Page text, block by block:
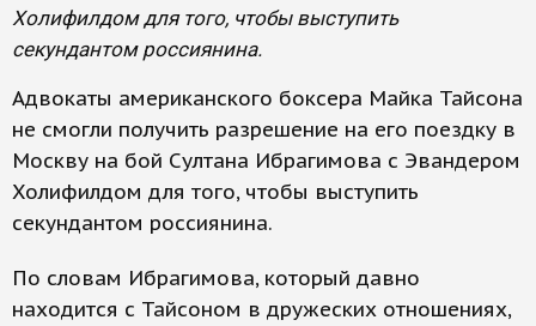
Холифилдом для того, чтобы выступить
секундантом россиянина.
Адвокаты американского боксера Майка Тайсона
не смогли получить разрешение на его поездку в
Москву на бой Султана Ибрагимова с Эвандером
Холифилдом для того, чтобы выступить
секундантом россиянина.
По словам Ибрагимова, который давно
находится с Тайсоном в дружеских отношениях,